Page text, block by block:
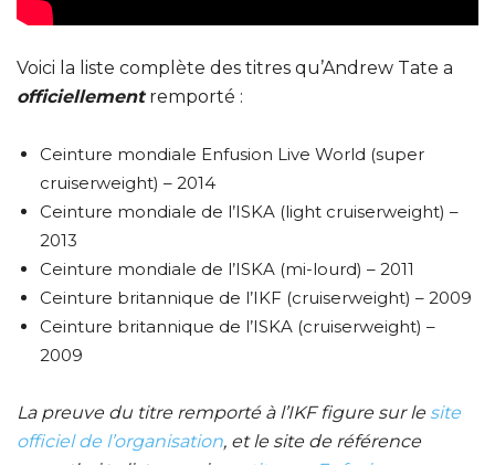
Voici la liste complète des titres qu’Andrew Tate a
officiellement remporté :
Ceinture mondiale Enfusion Live World (super
cruiserweight) – 2014
Ceinture mondiale de l’ISKA (light cruiserweight) –
2013
Ceinture mondiale de l’ISKA (mi-lourd) – 2011
Ceinture britannique de l’IKF (cruiserweight) – 2009
Ceinture britannique de l’ISKA (cruiserweight) –
2009
La preuve du titre remporté à l’IKF figure sur le site
officiel de l’organisation, et le site de référence